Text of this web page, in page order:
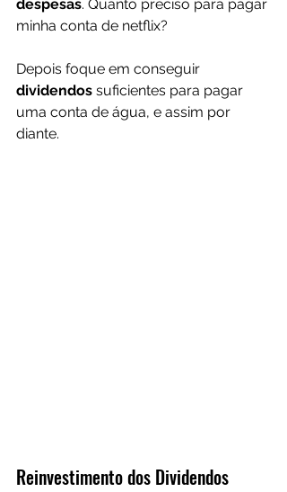
despesas. Quanto preciso para pagar
minha conta de netflix?
Depois foque em conseguir
dividendos suficientes para pagar
uma conta de água, e assim por
diante.
Reinvestimento dos Dividendos